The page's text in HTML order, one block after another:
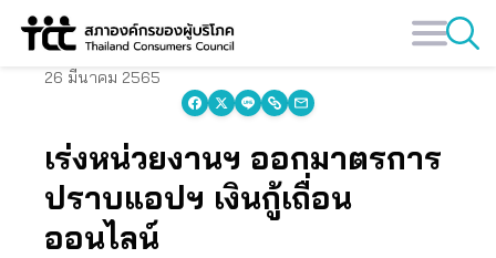
Skip
26 มีนาคม 2565
เร่งหน่วยงานฯ ออกมาตรการ
ปราบแอปฯ เงินกู้เถื่อน
ออนไลน์